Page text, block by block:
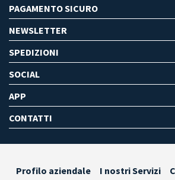
PAGAMENTO SICURO
NEWSLETTER
SPEDIZIONI
SOCIAL
APP
CONTATTI
Profilo aziendale I nostri Servizi